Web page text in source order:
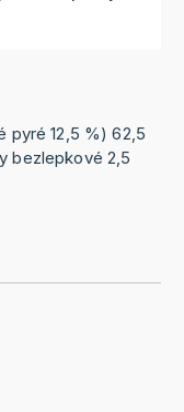
12‚5 %) 62‚5
bezlepkové 2‚5